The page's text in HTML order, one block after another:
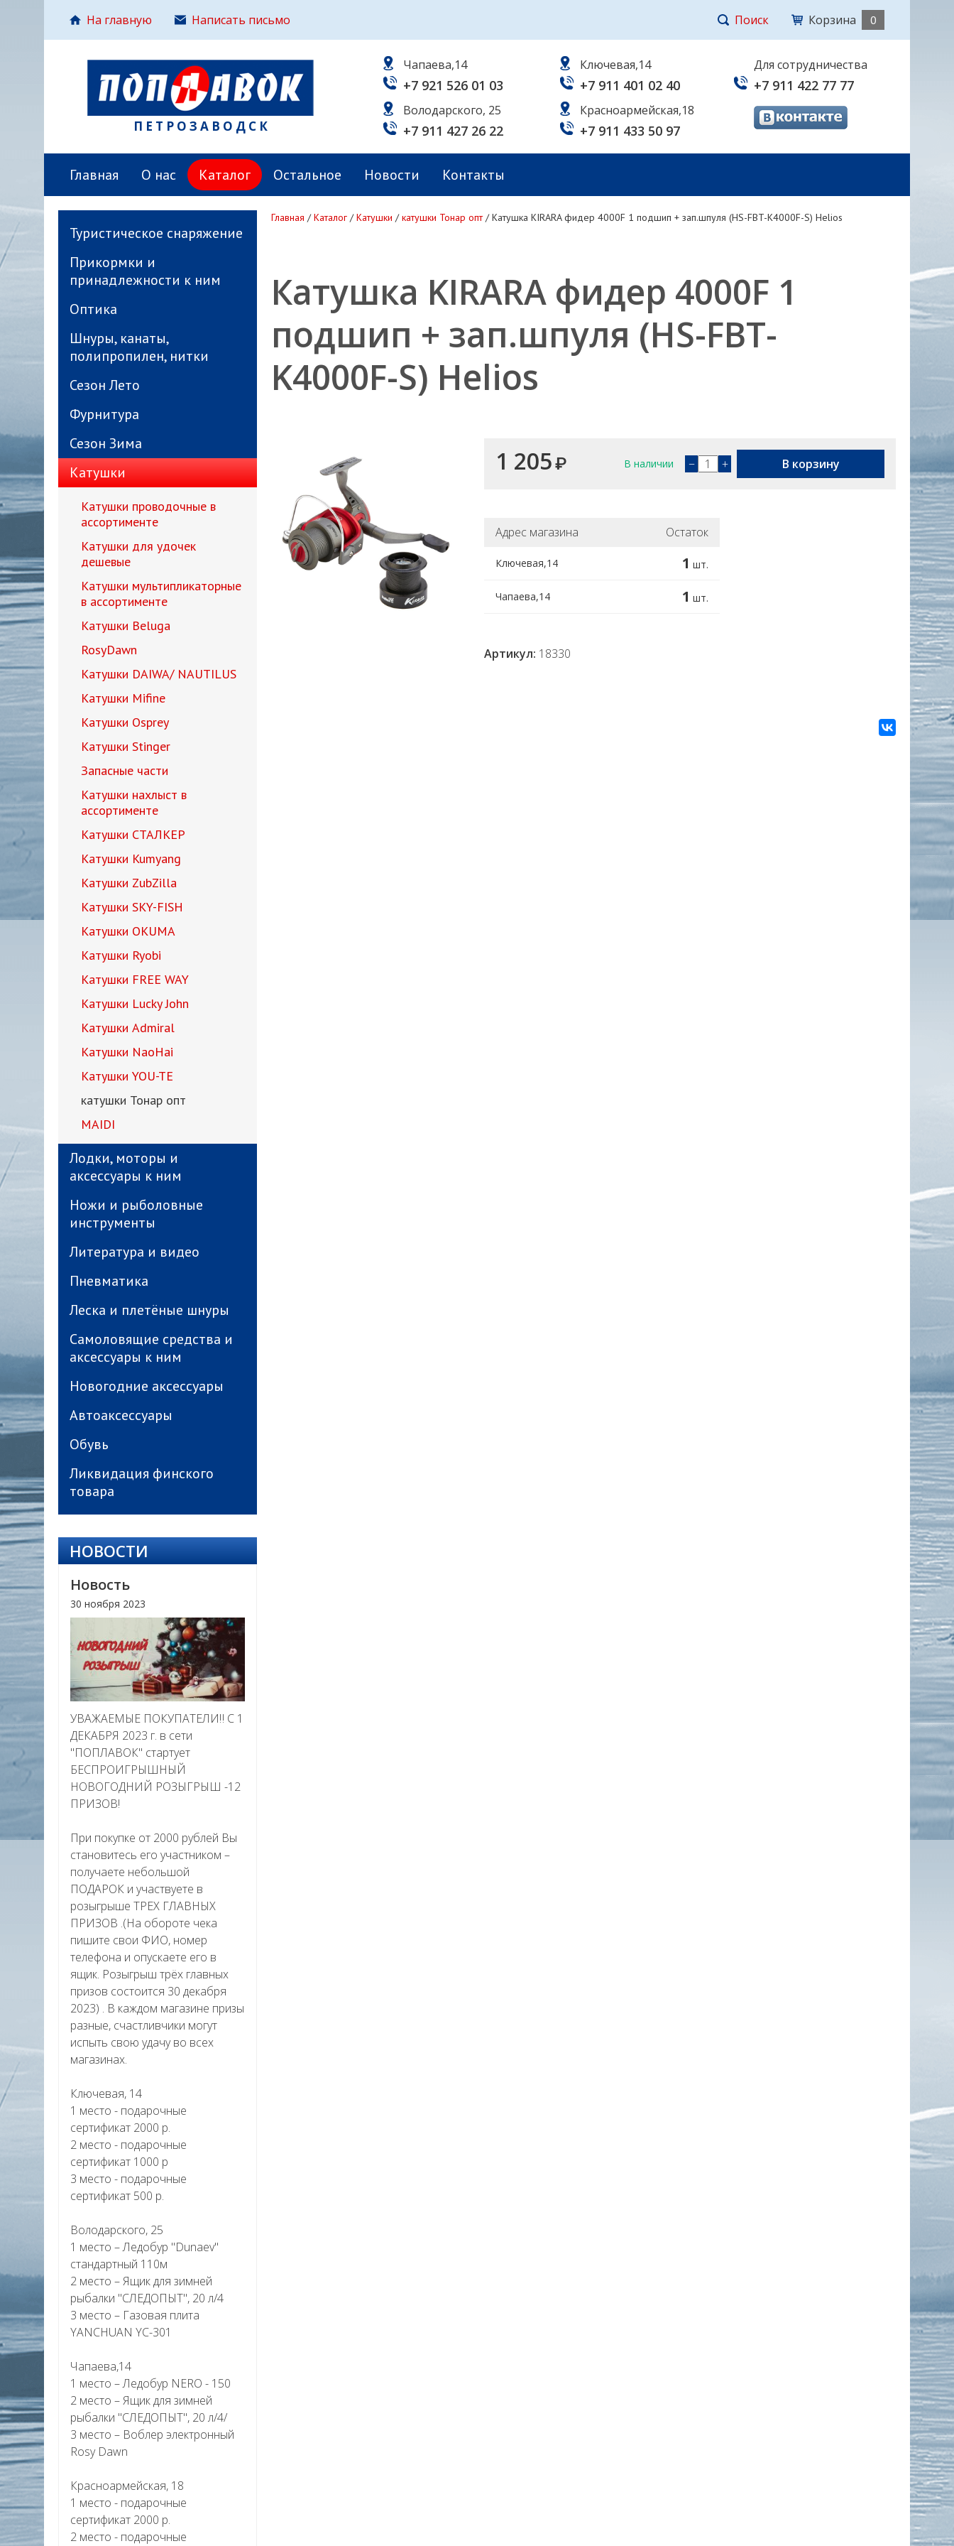
На главную Написать письмо Поиск Корзина 0
ПЕТРОЗАВОДСК
Чапаева,14
+7 921 526 01 03
Володарского, 25
+7 911 427 26 22
Ключевая,14
+7 911 401 02 40
Красноармейская,18
+7 911 433 50 97
Для сотрудничества
+7 911 422 77 77
Главная О нас Каталог Остальное Новости Контакты
Туристическое снаряжение
Прикормки и
принадлежности к ним
Оптика
Шнуры, канаты,
полипропилен, нитки
Сезон Лето
Фурнитура
Сезон Зима
Катушки
Катушки проводочные в
ассортименте
Катушки для удочек
дешевые
Катушки мультипликаторные
в ассортименте
Катушки Beluga
RosyDawn
Катушки DAIWA/ NAUTILUS
Катушки Mifine
Катушки Osprey
Катушки Stinger
Запасные части
Катушки нахлыст в
ассортименте
Катушки СТАЛКЕР
Катушки Kumyang
Катушки ZubZilla
Катушки SKY-FISH
Катушки OKUMA
Катушки Ryobi
Катушки FREE WAY
Катушки Lucky John
Катушки Admiral
Катушки NaoHai
Катушки YOU-TE
катушки Тонар опт
MAIDI
Лодки, моторы и
аксессуары к ним
Ножи и рыболовные
инструменты
Литература и видео
Пневматика
Леска и плетёные шнуры
Самоловящие средства и
аксессуары к ним
Новогодние аксессуары
Автоаксессуары
Обувь
Ликвидация финского
товара
НОВОСТИ
Новость
30 ноября 2023
УВАЖАЕМЫЕ ПОКУПАТЕЛИ‼ С 1
ДЕКАБРЯ 2023 г. в сети
"ПОПЛАВОК" стартует
БЕСПРОИГРЫШНЫЙ
НОВОГОДНИЙ РОЗЫГРЫШ -12
ПРИЗОВ!
При покупке от 2000 рублей Вы
становитесь его участником –
получаете небольшой
ПОДАРОК и участвуете в
розыгрыше ТРЕХ ГЛАВНЫХ
ПРИЗОВ .(На обороте чека
пишите свои ФИО, номер
телефона и опускаете его в
ящик. Розыгрыш трёх главных
призов состоится 30 декабря
2023) . В каждом магазине призы
разные, счастливчики могут
испыть свою удачу во всех
магазинах.
Ключевая, 14
1 место - подарочные
сертификат 2000 р.
2 место - подарочные
сертификат 1000 р
3 место - подарочные
сертификат 500 р.
Володарского, 25
1 место – Ледобур "Dunaev"
стандартный 110м
2 место – Ящик для зимней
рыбалки "СЛЕДОПЫТ", 20 л/4
3 место – Газовая плита
YANCHUAN YC-301
Чапаева,14
1 место – Ледобур NERO - 150
2 место – Ящик для зимней
рыбалки "СЛЕДОПЫТ", 20 л/4/
3 место – Воблер электронный
Rosy Dawn
Красноармейская, 18
1 место - подарочные
сертификат 2000 р.
2 место - подарочные
Главная /Каталог /Катушки /катушки Тонар опт /Катушка KIRARA фидер 4000F 1 подшип + зап.шпуля (HS-FBT-K4000F-S) Helios
Катушка KIRARA фидер 4000F 1
подшип + зап.шпуля (HS-FBT-
K4000F-S) Helios
1 205₽ В наличии − + В корзину
Адрес магазина Остаток
Ключевая,14 1 шт.
Чапаева,14 1 шт.
Артикул: 18330